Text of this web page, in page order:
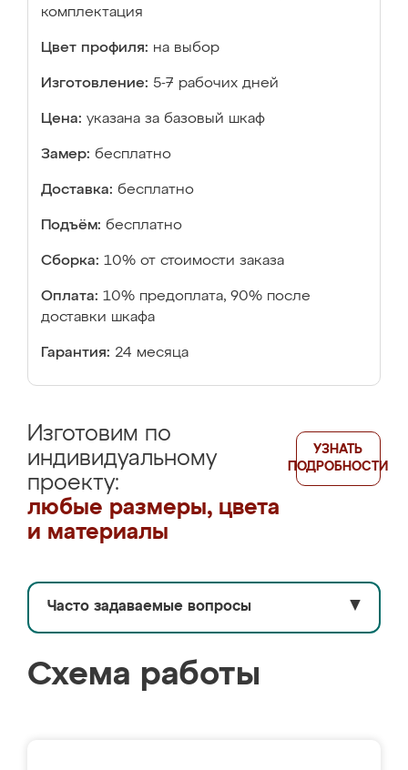
комплектация
Цвет профиля: на выбор
Изготовление: 5-7 рабочих дней
Цена: указана за базовый шкаф
Замер: бесплатно
Доставка: бесплатно
Подъём: бесплатно
Сборка: 10% от стоимости заказа
Оплата: 10% предоплата, 90% после
доставки шкафа
Гарантия: 24 месяца
Изготовим по
индивидуальному
проекту:
любые размеры, цвета
и материалы
УЗНАТЬ
ПОДРОБНОСТИ
Часто задаваемые вопросы ▼
Схема работы